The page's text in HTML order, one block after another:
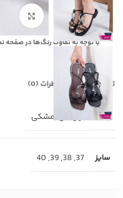
با توجه به تفاوت رنگ‌ها در
توضیحات تکمیلی نظرات (0)
رنگ مشکی
سایز 37
,
38
,
39
,
40